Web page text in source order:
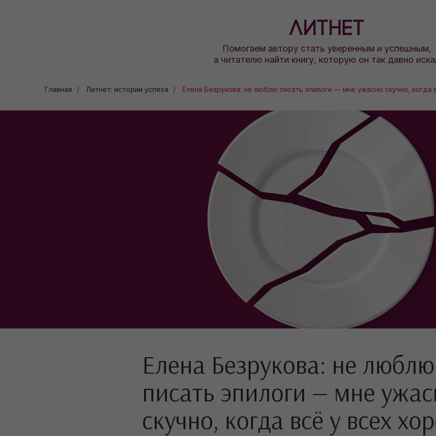
Помогаем автору стать уверенным и успешным,
а читателю найти книгу, которую он так давно
Главная / Литнет: истории успеха / Елена Безрукова: не люблю писать эпилоги — мне ужасно скучно,
Елена Безрукова: не люблю
писать эпилоги — мне
скучно, когда всё у всех